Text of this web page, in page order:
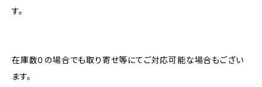
す。
在庫数０の場合でも取り寄せ等にてご対応可能な場合もござい
ます。